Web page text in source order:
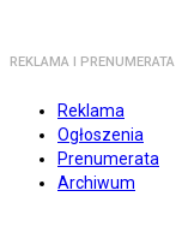
REKLAMA I PRENUMERATA
Reklama
Ogłoszenia
Prenumerata
Archiwum